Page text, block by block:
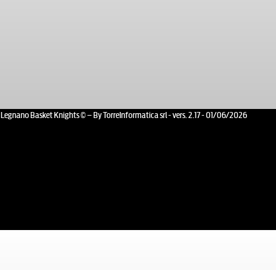
Legnano Basket Knights © – By TorreInformatica srl - vers. 2.17 - 01/06/2026